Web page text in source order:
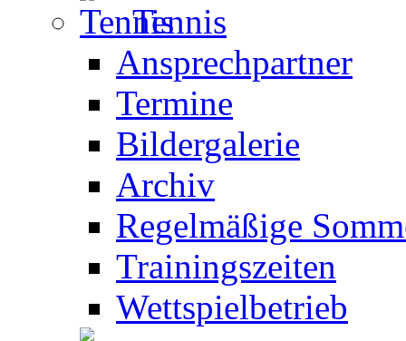
Tennis
Ansprechpartner
Termine
Bildergalerie
Archiv
Regelmäßige
Trainingszeiten
Wettspielbetrieb